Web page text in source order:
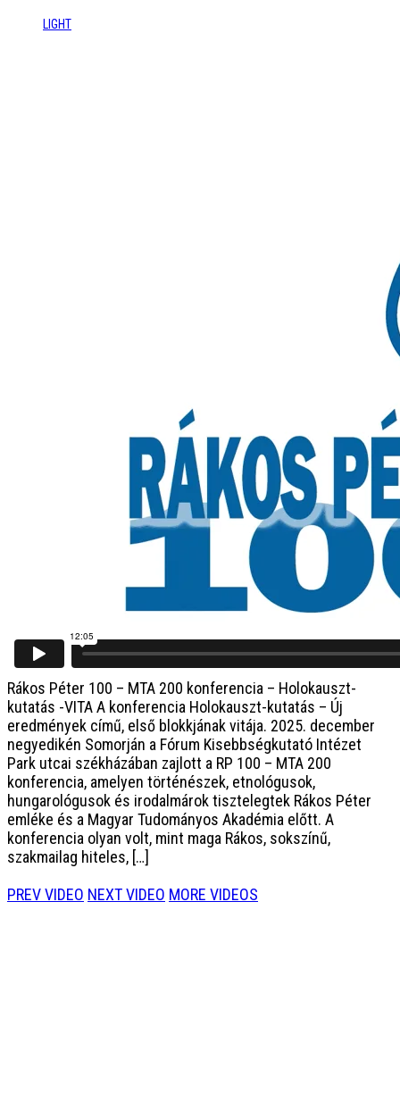
LIGHT
Rákos Péter 100 – MTA 200 konferencia – Holokauszt-
kutatás -VITAA konferencia Holokauszt-kutatás – Új
eredmények című, első blokkjának vitája. 2025. december
negyedikén Somorján a Fórum Kisebbségkutató Intézet
Park utcai székházában zajlott a RP 100 – MTA 200
konferencia, amelyen történészek, etnológusok,
hungarológusok és irodalmárok tisztelegtek Rákos Péter
emléke és a Magyar Tudományos Akadémia előtt. A
konferencia olyan volt, mint maga Rákos, sokszínű,
szakmailag hiteles, […]
PREV VIDEO NEXT VIDEO MORE VIDEOS